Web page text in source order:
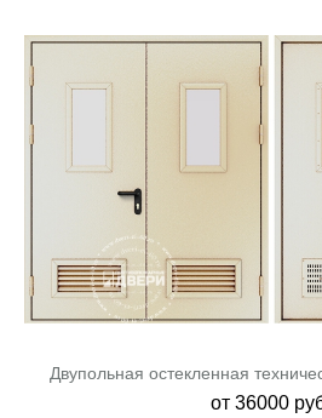
Двупольная остекленная
от36000